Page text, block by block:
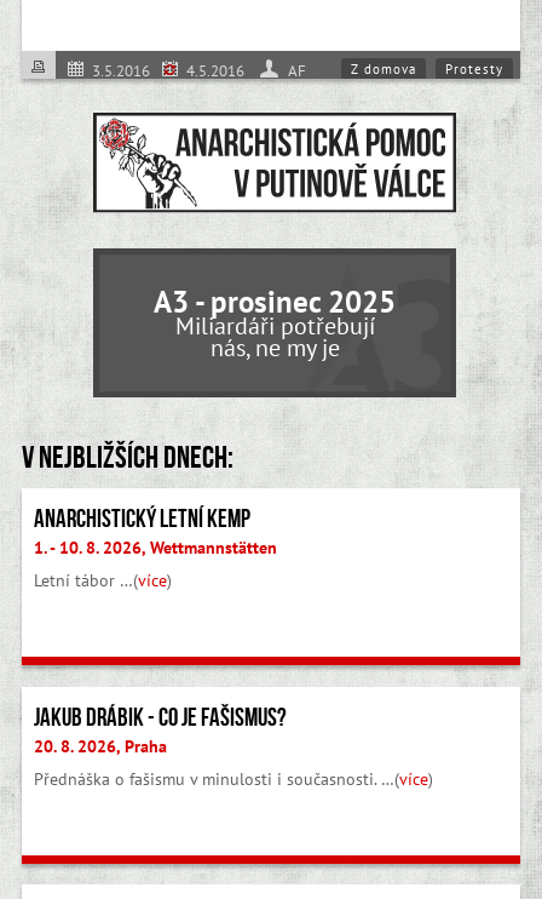
3.5.2016 4.5.2016 AF Z domova
Protesty
Práce
A3 - prosinec 2025
Miliardáři potřebují
nás, ne my je
V nejbližších dnech:
Anarchistický letní kemp
1. - 10. 8. 2026, Wettmannstätten
Letní tábor …(více)
Jakub Drábik - Co je fašismus?
20. 8. 2026, Praha
Přednáška o fašismu v minulosti i současnosti. …(více)